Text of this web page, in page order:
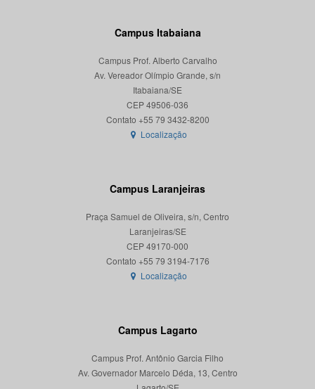
Campus Itabaiana
Campus Prof. Alberto Carvalho
Av. Vereador Olímpio Grande, s/n
Itabaiana/SE
CEP 49506-036
Localização
Campus Laranjeiras
Praça Samuel de Oliveira, s/n, Centro
Laranjeiras/SE
CEP 49170-000
Localização
Campus Lagarto
Campus Prof. Antônio Garcia Filho
Av. Governador Marcelo Déda, 13, Centro